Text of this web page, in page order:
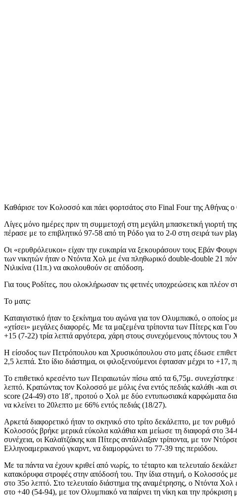
Καθάρισε τον Κολοσσό και πάει φορτσάτος στο Final Four της Αθήνας
Λίγες μόνο ημέρες πριν τη συμμετοχή στη μεγάλη μπασκετική
πέρασε με το επιβλητικό 97-58 από τη Ρόδο για το 2-0 στη σειρά των
Οι «ερυθρόλευκοι» είχαν την ευκαιρία να ξεκουράσουν τους Εβάν
των νικητών ήταν ο Ντόντα Χολ με ένα πληθωρικό double-double 21
Νιλικίνα (11π.) να ακολουθούν σε απόδοση.
Για τους Ροδίτες, που ολοκλήρωσαν τις φετινές υποχρεώσεις και
Το ματς:
Καταιγιστικό ήταν το ξεκίνημα του αγώνα για τον Ολυμπιακό, ο
«χτίσει» μεγάλες διαφορές. Με τα μαζεμένα τρίποντα των Πίτερς και
+15 (7-22) τρία λεπτά αργότερα, χάρη στους συνεχόμενους πόντους του
Η είσοδος των Πετρόπουλου και Χρυσικόπουλου στο ματς έδωσε
2,5 λεπτά. Στο ίδιο διάστημα, οι φιλοξενούμενοι έφτασαν μέχρι το
Το επιθετικό κρεσέντο των Πειραιωτών πίσω από τα 6,75μ.
λεπτό. Κρατώντας τον Κολοσσό με μόλις ένα εντός πεδιάς καλάθι -
score (24-49) στο 18′, προτού ο Χολ με δύο εντυπωσιακά καρφώματα
να κλείνει το 20λεπτο με 66% εντός πεδιάς (18/27).
Αρκετά διαφορετικό ήταν το σκηνικό στο τρίτο δεκάλεπτο, με τον
Κολοσσός βρήκε μερικά εύκολα καλάθια και μείωσε τη διαφορά στο
συνέχεια, οι Καλαϊτζάκης και Πίτερς αντάλλαξαν τρίποντα, με τον
Ελληνοαμερικανού γκαρντ, να διαμορφώνει το 77-39 της περιόδου.
Με τα πάντα να έχουν κριθεί από νωρίς, το τέταρτο και τελευταίο
κατακόρυφα στροφές στην απόδοσή του. Την ίδια στιγμή, ο Κολοσσός με
στο 35ο λεπτό. Στο τελευταίο διάστημα της αναμέτρησης, ο Ντόντα
στο +40 (54-94), με τον Ολυμπιακό να παίρνει τη νίκη και την πρόκριση